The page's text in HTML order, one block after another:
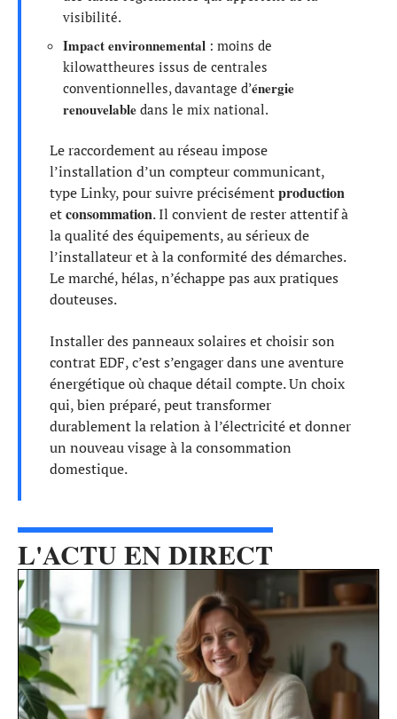
visibilité.
Impact environnemental : moins de
kilowattheures issus de centrales
conventionnelles, davantage d’énergie
renouvelable dans le mix national.
Le raccordement au réseau impose
l’installation d’un compteur communicant,
type Linky, pour suivre précisémentproduction
etconsommation. Il convient de rester attentif à
la qualité des équipements, au sérieux de
l’installateur et à la conformité des démarches.
Le marché, hélas, n’échappe pas aux pratiques
douteuses.
Installer des panneaux solaires et choisir son
contrat EDF, c’est s’engager dans une aventure
énergétique où chaque détail compte. Un choix
qui, bien préparé, peut transformer
durablement la relation à l’électricité et donner
un nouveau visage à la consommation
domestique.
L'ACTU EN DIRECT